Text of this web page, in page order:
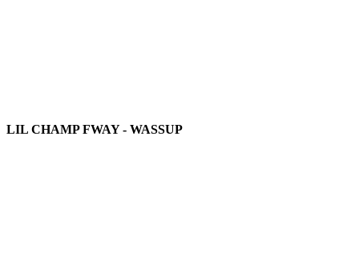
LIL CHAMP FWAY - WASSUP